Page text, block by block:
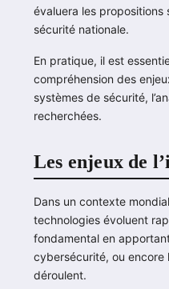
évaluera les propositions
sécurité nationale.
En pratique, il est
compréhension des
systèmes de sécurité,
recherchées.
Les enjeux de
Dans un contexte
technologies évoluent
fondamental en
cybersécurité, ou encore
déroulent.